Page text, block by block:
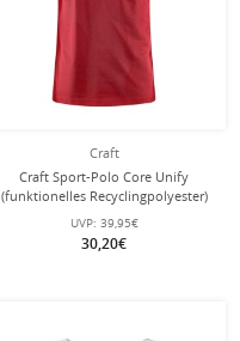
Craft
Craft Sport-Polo Core Unify
(funktionelles Recyclingpolyester)
rot Herren
UVP: 39,95€
30,20€